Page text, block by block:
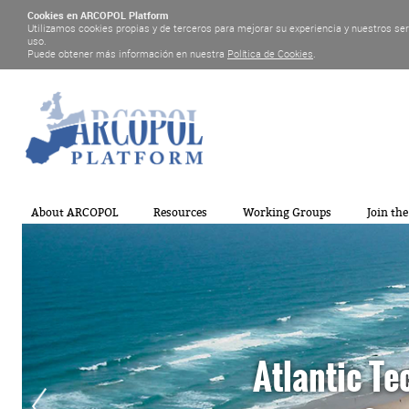
Cookies en ARCOPOL Platform
Utilizamos cookies propias y de terceros para mejorar su experiencia y nuestros
uso.
Puede obtener más información en nuestra Política de Cookies.
About ARCOPOL Resources Working Groups Join
Atlantic